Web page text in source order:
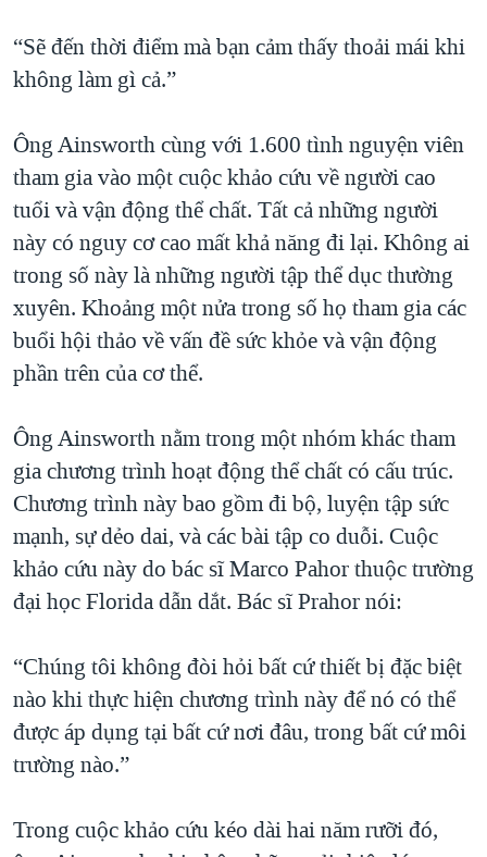
“Sẽ đến thời điểm mà bạn cảm thấy thoải mái khi
không làm gì cả.”
Ông Ainsworth cùng với 1.600 tình nguyện viên
tham gia vào một cuộc khảo cứu về người cao
tuổi và vận động thể chất. Tất cả những người
này có nguy cơ cao mất khả năng đi lại. Không ai
trong số này là những người tập thể dục thường
xuyên. Khoảng một nửa trong số họ tham gia các
buổi hội thảo về vấn đề sức khỏe và vận động
phần trên của cơ thể.
Ông Ainsworth nằm trong một nhóm khác tham
gia chương trình hoạt động thể chất có cấu trúc.
Chương trình này bao gồm đi bộ, luyện tập sức
mạnh, sự dẻo dai, và các bài tập co duỗi. Cuộc
khảo cứu này do bác sĩ Marco Pahor thuộc trường
đại học Florida dẫn dắt. Bác sĩ Prahor nói:
“Chúng tôi không đòi hỏi bất cứ thiết bị đặc biệt
nào khi thực hiện chương trình này để nó có thể
được áp dụng tại bất cứ nơi đâu, trong bất cứ môi
trường nào.”
Trong cuộc khảo cứu kéo dài hai năm rưỡi đó,